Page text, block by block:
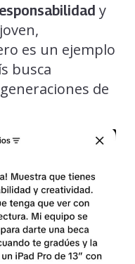
y
es un ejemplo
busca
de